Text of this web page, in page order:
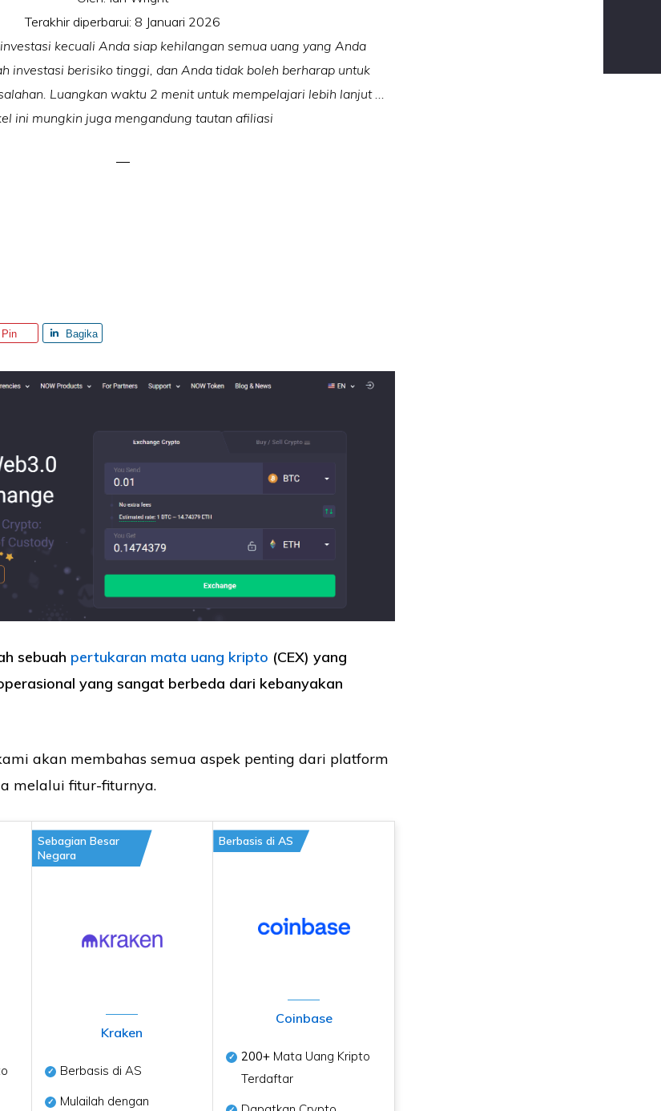
Terakhir diperbarui: 8 Januari 2026
kecuali Anda siap kehilangan semua uang yang Anda
investasi berisiko tinggi, dan Anda tidak boleh berharap untuk
Luangkan waktu 2 menit untuk mempelajari lebih lanjut ...
ini mungkin juga mengandung tautan afiliasi
Pin
Bagika
sebuah pertukaran mata uang kripto (CEX) yang
yang sangat berbeda dari kebanyakan
akan membahas semua aspek penting dari platform
melalui fitur-fiturnya.
Sebagian Besar
Negara
Kraken
Berbasis di AS
Mulailah dengan
Berbasis di AS
Coinbase
200+ Mata Uang Kripto
Terdaftar